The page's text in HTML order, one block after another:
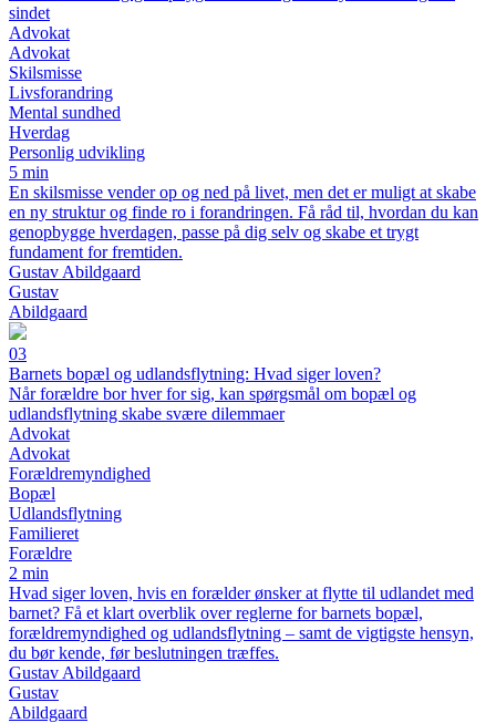
sindet
Advokat
Advokat
Skilsmisse
Livsforandring
Mental sundhed
Hverdag
Personlig udvikling
5 min
En skilsmisse vender op og ned på livet, men det er muligt at skabe
en ny struktur og finde ro i forandringen. Få råd til, hvordan du kan
genopbygge hverdagen, passe på dig selv og skabe et trygt
fundament for fremtiden.
Gustav Abildgaard
Gustav
Abildgaard
03
Barnets bopæl og udlandsflytning: Hvad siger loven?
Når forældre bor hver for sig, kan spørgsmål om bopæl og
udlandsflytning skabe svære dilemmaer
Advokat
Advokat
Forældremyndighed
Bopæl
Udlandsflytning
Familieret
Forældre
2 min
Hvad siger loven, hvis en forælder ønsker at flytte til udlandet med
barnet? Få et klart overblik over reglerne for barnets bopæl,
forældremyndighed og udlandsflytning – samt de vigtigste hensyn,
du bør kende, før beslutningen træffes.
Gustav Abildgaard
Gustav
Abildgaard